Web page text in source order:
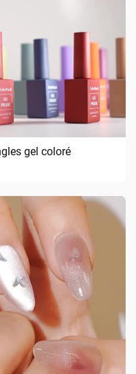
gel coloré